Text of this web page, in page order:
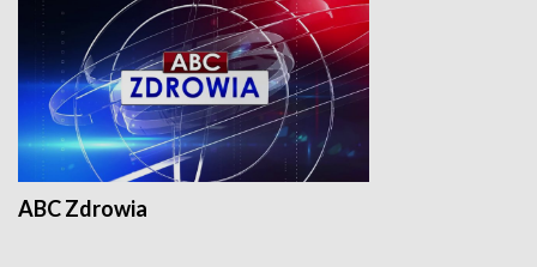
ABC Zdrowia